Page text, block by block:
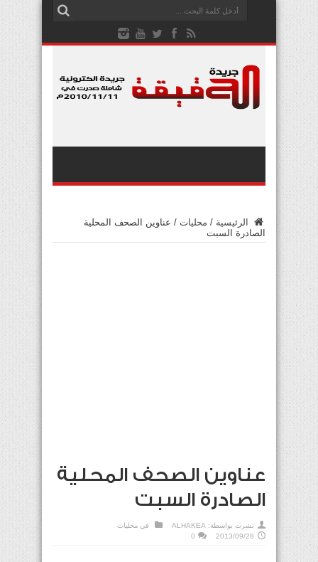
الرئيسية / محليات / عناوين الصحف المحلية
الصادرة السبت
عناوين الصحف المحلية
الصادرة السبت
نشرت بواسطة: ALHAKEA في محليات
2013/09/28
0